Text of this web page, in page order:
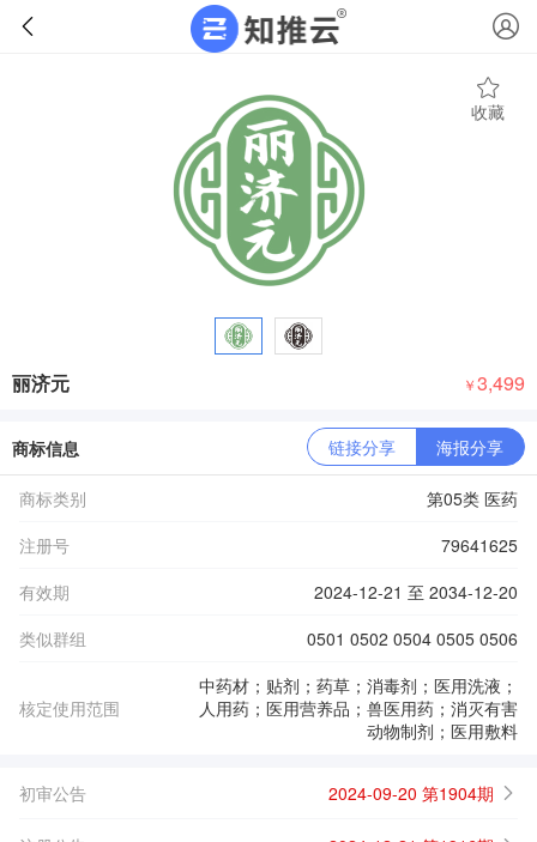
收藏
丽济元 ￥3,499
商标信息 链接分享 海报分享
商标类别
第05类 医药
注册号
79641625
有效期
2024-12-21 至 2034-12-20
类似群组
0501 0502 0504 0505 0506
核定使用范围
中药材；贴剂；药草；消毒剂；医用洗液；
人用药；医用营养品；兽医用药；消灭有害
动物制剂；医用敷料
初审公告 2024-09-20 第1904期